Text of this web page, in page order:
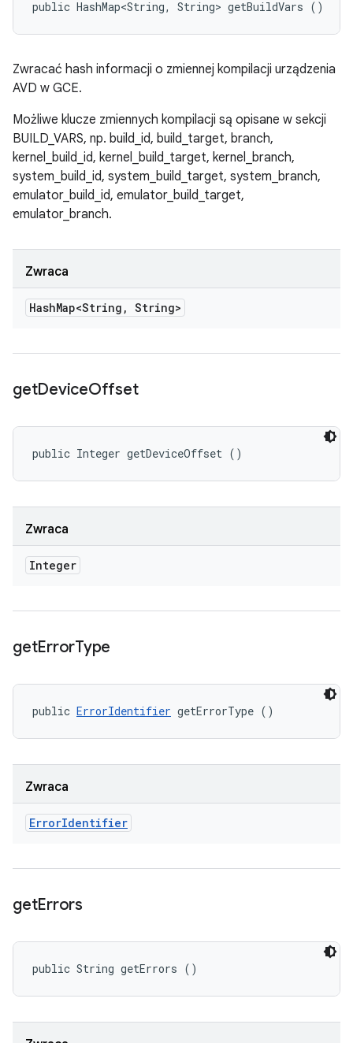
public HashMap<String, String> getBuildVars ()
Zwracać hash informacji o zmiennej kompilacji urządzenia
AVD w GCE.
Możliwe klucze zmiennych kompilacji są opisane w sekcji
BUILD_VARS, np. build_id, build_target, branch,
kernel_build_id, kernel_build_target, kernel_branch,
system_build_id, system_build_target, system_branch,
emulator_build_id, emulator_build_target,
emulator_branch.
Zwraca
HashMap<String , String>
getDeviceOffset
public Integer getDeviceOffset ()
Zwraca
Integer
getErrorType
public ErrorIdentifier getErrorType ()
Zwraca
ErrorIdentifier
getErrors
public String getErrors ()